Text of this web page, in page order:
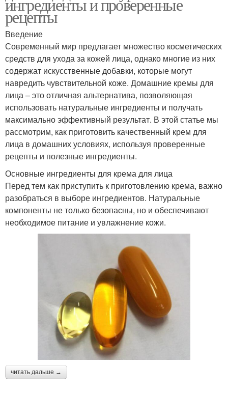
рецепты
Введение
Современный мир предлагает множество косметических
средств для ухода за кожей лица, однако многие из них
содержат искусственные добавки, которые могут
навредить чувствительной коже. Домашние кремы для
лица – это отличная альтернатива, позволяющая
использовать натуральные ингредиенты и получать
максимально эффективный результат. В этой статье мы
рассмотрим, как приготовить качественный крем для
лица в домашних условиях, используя проверенные
рецепты и полезные ингредиенты.
Основные ингредиенты для крема для лица
Перед тем как приступить к приготовлению крема, важно
разобраться в выборе ингредиентов. Натуральные
компоненты не только безопасны, но и обеспечивают
необходимое питание и увлажнение кожи.
читать дальше →